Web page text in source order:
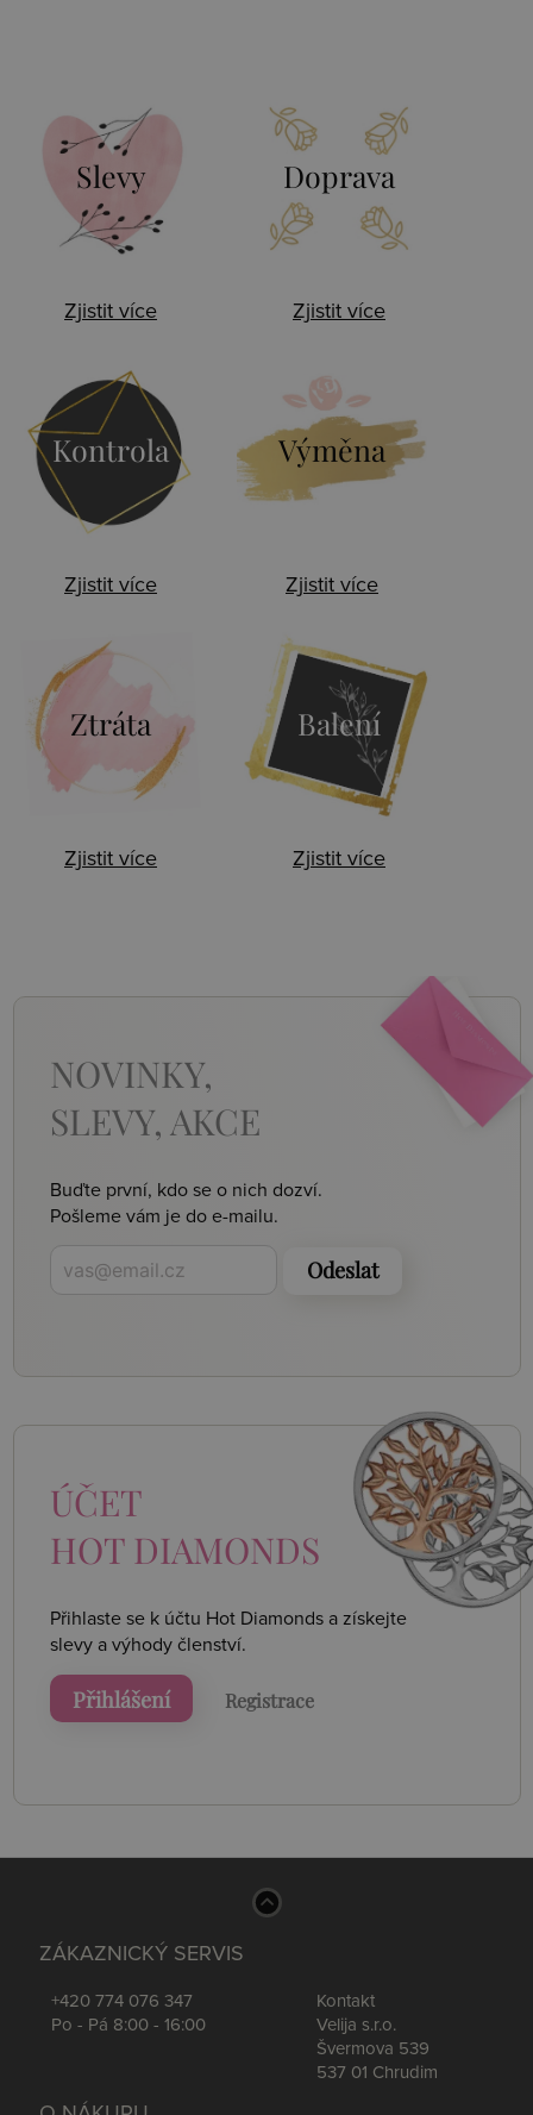
Slevy
Zjistit více
Doprava
Zjistit více
Kontrola
Zjistit více
Výměna
Zjistit více
Ztráta
Zjistit více
Balení
Zjistit více
NOVINKY,
SLEVY, AKCE
Buďte první, kdo se o nich dozví.
Pošleme vám je do e-mailu.
Odeslat
ÚČET
HOT DIAMONDS
Přihlaste se k účtu Hot Diamonds a získejte
slevy a výhody členství.
Přihlášení Registrace
ZÁKAZNICKÝ SERVIS
+420 774 076 347
Po - Pá 8:00 - 16:00
Kontakt
Velija s.r.o.
Švermova 539
537 01 Chrudim